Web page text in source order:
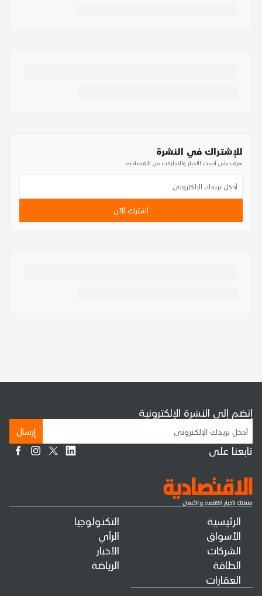
للإشتراك في النشرة
تعرف على أحدث الأخبار والتحليلات من الاقتصادية
اشترك الآن
الرئيسية
الأسواق
الشركات
الطاقة
العقارات
التكنولوجيا
الرأي
الأخبار
الرياضة
إنضم إلى النشرة الإلكترونية
إرسال
تابعنا على